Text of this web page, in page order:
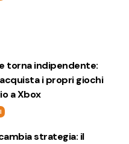
torna indipendente:
i propri giochi
a Xbox
strategia: il